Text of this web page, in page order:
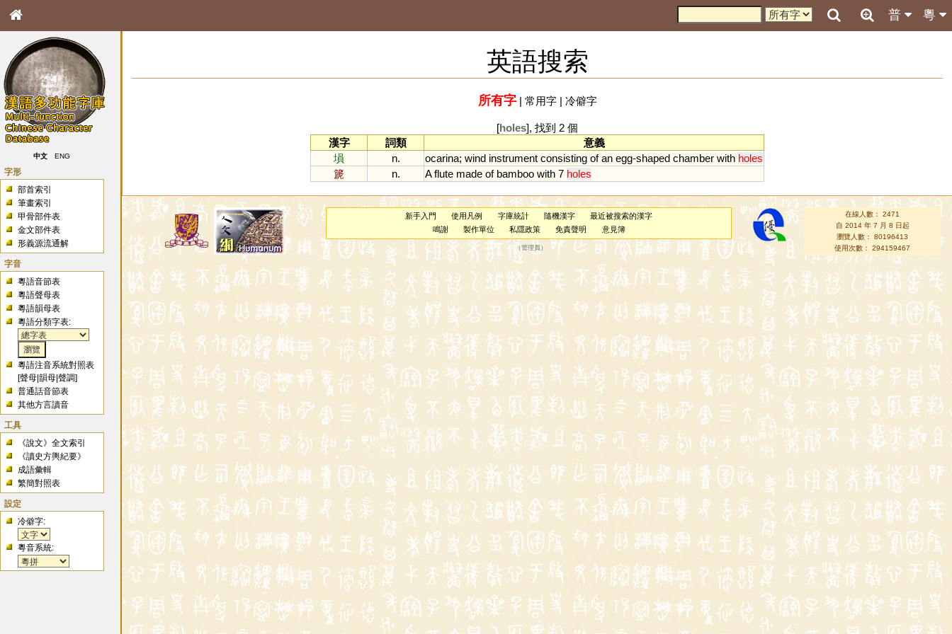
粵
普
中文 ENG
字形
部首索引
筆畫索引
甲骨部件表
金文部件表
形義源流通解
字音
粵語音節表
粵語聲母表
粵語韻母表
粵語分類字表:
粵語注音系統對照表
[聲母 |韻母 |聲調]
普通話音節表
其他方言讀音
工具
《說文》全文索引
《讀史方輿紀要》
成語彙輯
繁簡對照表
設定
冷僻字:
粵音系統:
英語搜索
所有字| 常用字| 冷僻字
[holes], 找到 2 個
漢字
詞類
意義
塤
n. ocarina; wind instrument consisting of an egg-shaped chamber with holes
篪
n. A flute made of bamboo with 7 holes
新手入門 使用凡例 字庫統計 隨機漢字
最近被搜索的漢字
鳴謝
製作單位 私隱政策 免責聲明 意見簿
（管理員 ）
在線人數： 2471
自 2014 年 7 月 8 日起
瀏覽人數： 80196413
使用次數： 294159467